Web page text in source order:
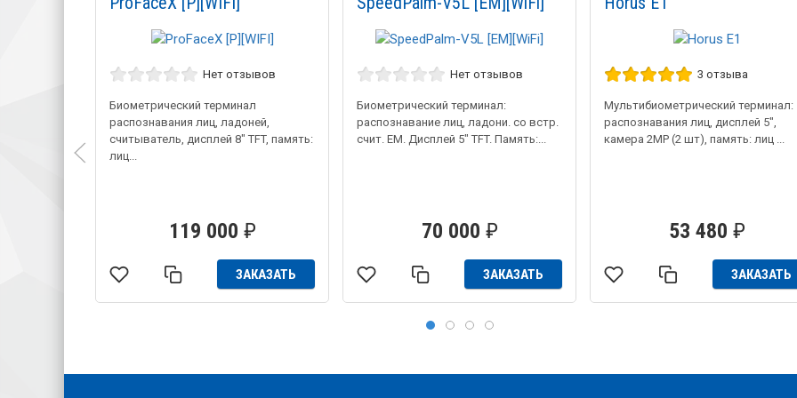
Нет отзывов
Биометрический терминал
распознавания лиц, ладоней,
считыватель, дисплей 8" TFT, память:
лиц...
119 000 ₽
ЗАКАЗАТЬ
Нет отзывов
Биометрический терминал:
распознавание лиц, ладони. со встр.
счит. EM. Дисплей 5" TFT. Память:...
70 000 ₽
ЗАКАЗАТЬ
3 отзыва
Мультибиометрический терминал:
распознавания лиц, дисплей 5",
камера 2MP (2 шт), память: лиц ...
53 480 ₽
ЗАКАЗАТЬ